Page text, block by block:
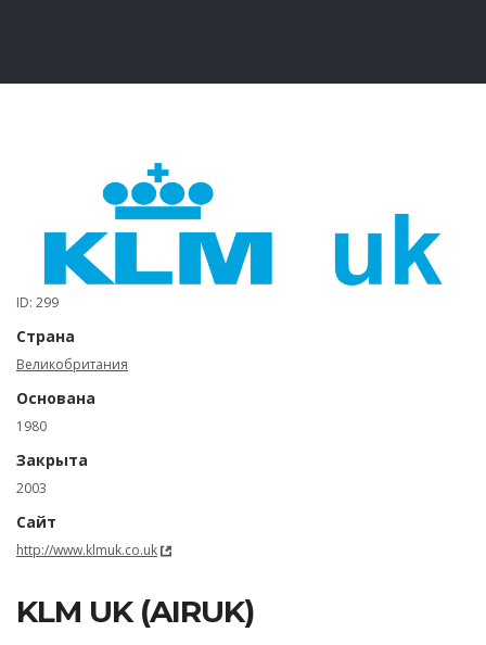
ID: 299
Страна
Великобритания
Основана
1980
Закрыта
2003
Сайт
http://www.klmuk.co.uk
KLM UK (AIRUK)